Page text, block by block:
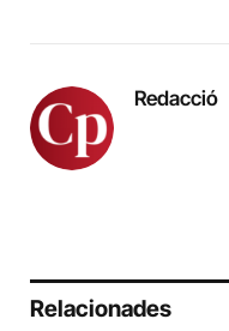
Redacció
Relacionades